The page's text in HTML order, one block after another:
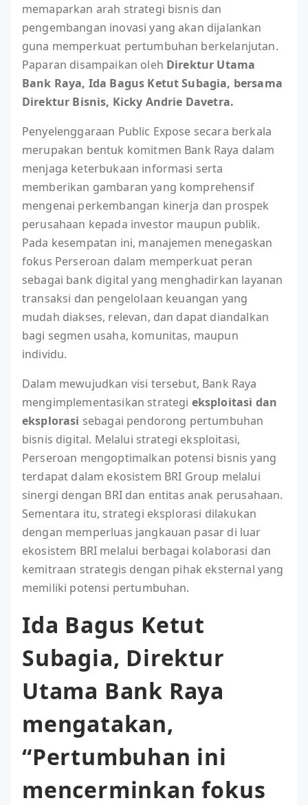
memaparkan arah strategi bisnis dan
pengembangan inovasi yang akan dijalankan
guna memperkuat pertumbuhan berkelanjutan.
Paparan disampaikan oleh Direktur Utama
Bank Raya, Ida Bagus Ketut Subagia, bersama
Direktur Bisnis, Kicky Andrie Davetra.
Penyelenggaraan Public Expose secara berkala
merupakan bentuk komitmen Bank Raya dalam
menjaga keterbukaan informasi serta
memberikan gambaran yang komprehensif
mengenai perkembangan kinerja dan prospek
perusahaan kepada investor maupun publik.
Pada kesempatan ini, manajemen menegaskan
fokus Perseroan dalam memperkuat peran
sebagai bank digital yang menghadirkan layanan
transaksi dan pengelolaan keuangan yang
mudah diakses, relevan, dan dapat diandalkan
bagi segmen usaha, komunitas, maupun
individu.
Dalam mewujudkan visi tersebut, Bank Raya
mengimplementasikan strategi eksploitasi dan
eksplorasi sebagai pendorong pertumbuhan
bisnis digital. Melalui strategi eksploitasi,
Perseroan mengoptimalkan potensi bisnis yang
terdapat dalam ekosistem BRI Group melalui
sinergi dengan BRI dan entitas anak perusahaan.
Sementara itu, strategi eksplorasi dilakukan
dengan memperluas jangkauan pasar di luar
ekosistem BRI melalui berbagai kolaborasi dan
kemitraan strategis dengan pihak eksternal yang
memiliki potensi pertumbuhan.
Ida Bagus Ketut
Subagia, Direktur
Utama Bank Raya
mengatakan,
“Pertumbuhan ini
mencerminkan fokus